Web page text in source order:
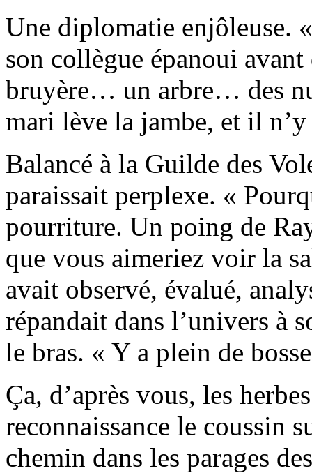
Une diplomatie enjôleuse.
son collègue épanoui
bruyère… un arbre… des
mari lève la jambe, et il
Balancé à la Guilde des
paraissait perplexe. «
pourriture. Un poing de
que vous aimeriez voir la
avait observé, évalué,
répandait dans l’univers à
le bras. « Y a plein de
Ça, d’après vous, les
reconnaissance le coussin
chemin dans les parages